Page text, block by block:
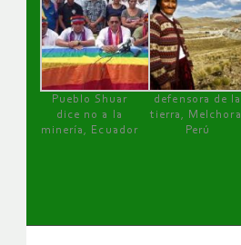
Pueblo Shuar
dice no a la
minería, Ecuador
defensora de la
tierra, Melchora,
Perú